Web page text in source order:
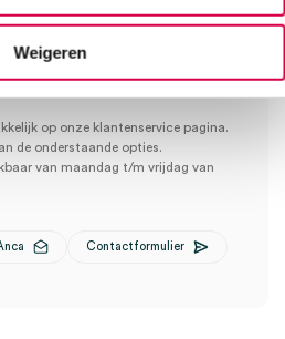
Weigeren
op onze klantenservice pagina.
de onderstaande opties.
van maandag t/m vrijdag van
Contactformulier